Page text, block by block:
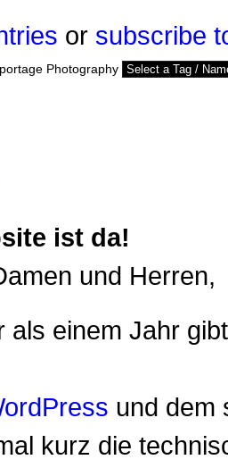
or subscribe
Photography
ist da!
und Herren,
als einem Jahr
und dem
kurz die